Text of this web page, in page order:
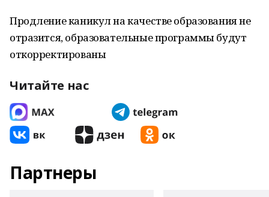
Продление каникул на качестве образования не
отразится, образовательные программы будут
откорректированы
Читайте нас
Партнеры